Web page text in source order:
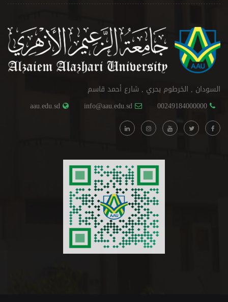
السودان , الخرطوم بحري , شارع أحمد قاسم
00249184000000
info@aau.edu.sd
aau.edu.sd